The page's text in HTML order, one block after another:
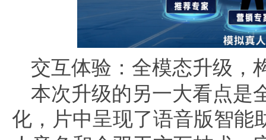
交互体验：全模态升级，
本次升级的另一大看点是
化，片中呈现了语音版智能